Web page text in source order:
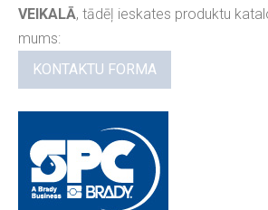
VEIKALĀ, tādēļ ieskates produktu
mums:
KONTAKTU FORMA